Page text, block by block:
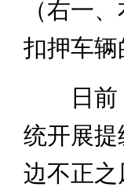
（右一
扣押车辆
日前，
统开展
边不正